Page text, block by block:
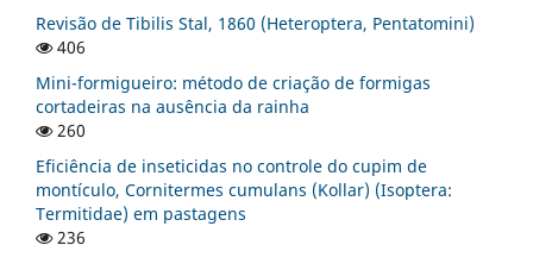
Revisão de Tibilis Stal, 1860 (Heteroptera, Pentatomini)
406
Mini-formigueiro: método de criação de formigas
cortadeiras na ausência da rainha
260
Eficiência de inseticidas no controle do cupim de
montículo, Cornitermes cumulans (Kollar) (Isoptera:
Termitidae) em pastagens
236